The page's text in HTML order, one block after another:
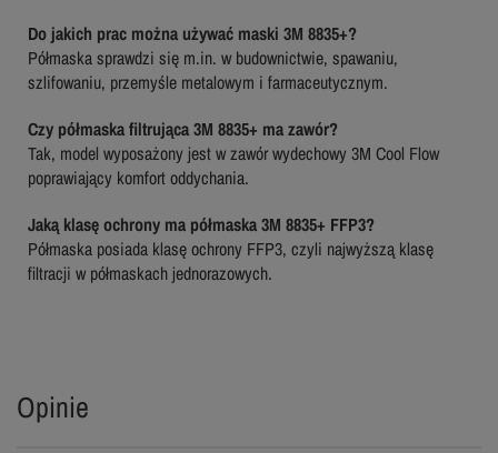
Do jakich prac można używać maski 3M 8835+?
Półmaska sprawdzi się m.in. w budownictwie, spawaniu,
szlifowaniu, przemyśle metalowym i farmaceutycznym.
Czy półmaska filtrująca 3M 8835+ ma zawór?
Tak, model wyposażony jest w zawór wydechowy 3M Cool Flow
poprawiający komfort oddychania.
Jaką klasę ochrony ma półmaska 3M 8835+ FFP3?
Półmaska posiada klasę ochrony FFP3, czyli najwyższą klasę
filtracji w półmaskach jednorazowych.
Opinie